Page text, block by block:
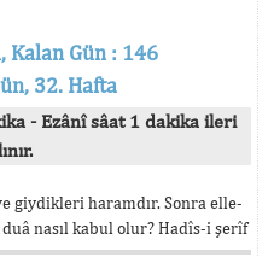
Kalan Gün : 146
32. Hafta
- Ezânî sâat 1 dakika ileri
giydikleri haramdır. Sonra elle-
nasıl kabul olur? Hadîs-i şerîf